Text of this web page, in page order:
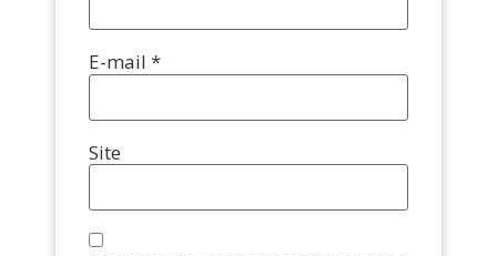
E-mail *
Site